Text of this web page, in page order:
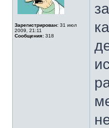
Зарегистрирован: 31 июл
2009, 21:11
Сообщения: 318